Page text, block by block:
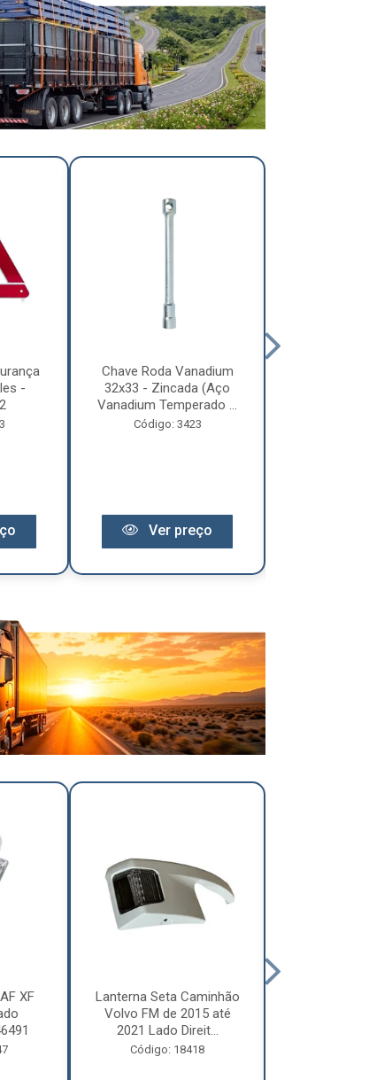
-
Chave Roda Vanadium
32x33 - Zincada (Aço
Vanadium Temperado ...
Código: 3423
Ver preço
XF
Lanterna Seta Caminhão
Volvo FM de 2015 até
2021 Lado Direit...
Código: 18418